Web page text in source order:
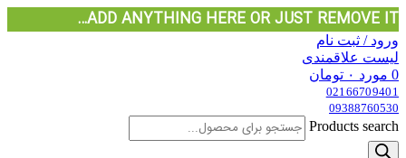
ADD ANYTHING HERE OR JUST REMOVE IT…
ورود / ثبت نام
لیست علاقمندی
0 مورد ۰ تومان
02166709401
09388760530
Products search